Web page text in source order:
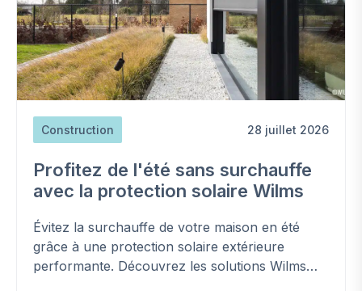
Construction 28 juillet 2026
Profitez de l'été sans surchauffe
avec la protection solaire Wilms
Évitez la surchauffe de votre maison en été
grâce à une protection solaire extérieure
performante. Découvrez les solutions Wilms